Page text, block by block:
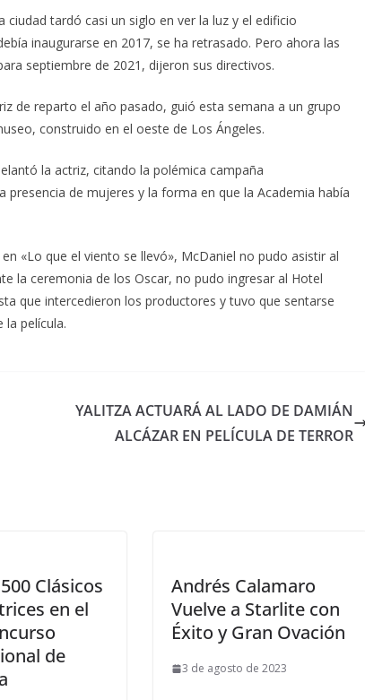
tardó casi un siglo en ver la luz y el edificio
inaugurarse en 2017, se ha retrasado. Pero ahora las
septiembre de 2021, dijeron sus directivos.
de reparto el año pasado, guió esta semana a un grupo
construido en el oeste de Los Ángeles.
la actriz, citando la polémica campaña
de mujeres y la forma en que la Academia había
«Lo que el viento se llevó», McDaniel no pudo asistir al
la ceremonia de los Oscar, no pudo ingresar al Hotel
que intercedieron los productores y tuvo que sentarse
la película.
YALITZA ACTUARÁ AL LADO DE DAMIÁN
ALCÁZAR EN PELÍCULA DE TERROR
Clásicos
en el
de
Andrés Calamaro
Vuelve a Starlite con
Éxito y Gran Ovación
3 de agosto de 2023